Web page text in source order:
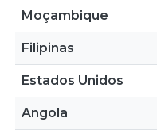
Moçambique
Filipinas
Estados Unidos
Angola